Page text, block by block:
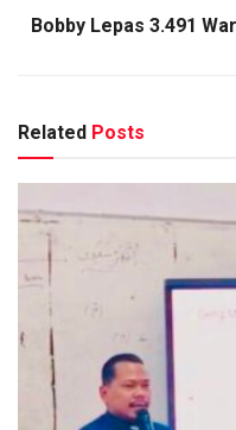
Bobby Lepas 3.491
Related Posts